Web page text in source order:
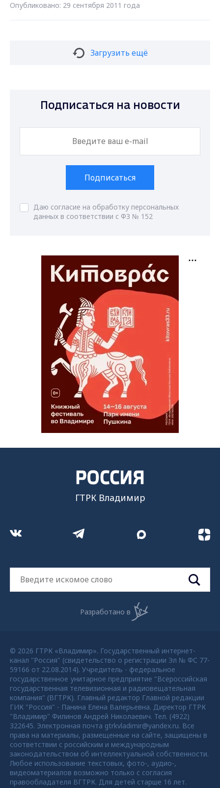
Опубликовано: 29 сентября 2011 года
Загрузить ещё
Подписаться на новости
Подписаться
Даю согласие на обработку персональных
данных в соответствии с ФЗ № 152
ГТРК Владимир
Разработано в
© 2026 ГТРК «Владимир». Государственный интернет-
канал "Россия" (свидетельство о регистрации Эл № ФС 77-
59166 от 22.08.2014). Учредитель - федеральное
государственное унитарное предприятие "Всероссийская
государственная телевизионная и радиовещательная
компания" (ВГТРК). Главный редактор Главной редакции
ГИК "Россия" - Панина Елена Валерьевна. Директор ГТРК
"Владимир" Филинов Андрей Николаевич. Тел. (4922)
322645. Электронная почта gtrkvladimir@yandex.ru. Все
права на материалы, размещенные на сайте, защищены в
соответствии с российским и международным
законодательством об интеллектуальной собственности.
Любое использование текстовых, фото-, аудио-,
видеоматериалов возможно только с согласия
правообладателя ВГТРК. Для детей старше 16 лет.